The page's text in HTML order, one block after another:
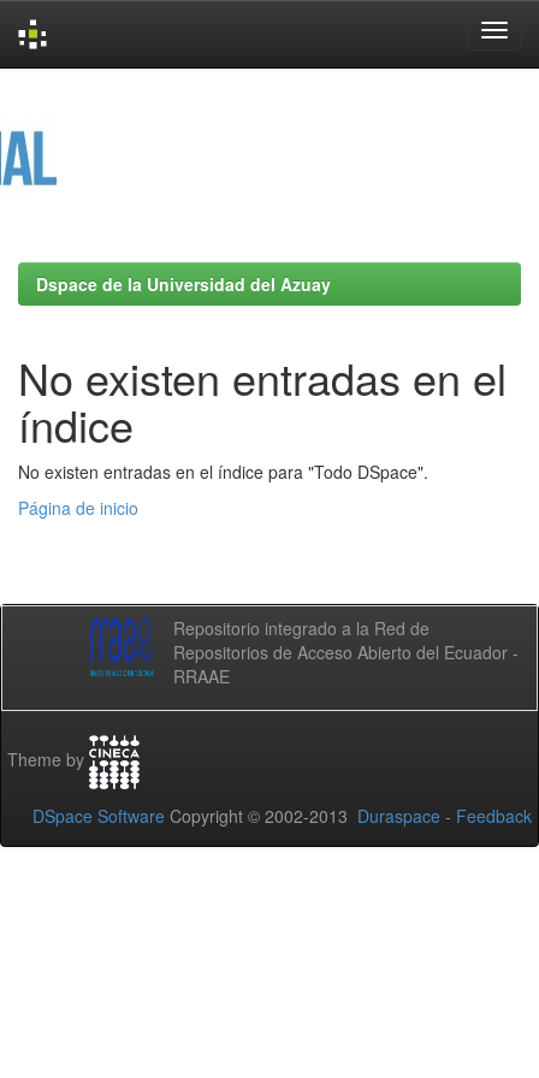
Dspace de la Universidad del Azuay
No existen entradas en el
índice
No existen entradas en el índice para "Todo DSpace".
Página de inicio
Repositorio integrado a la Red de
Repositorios de Acceso Abierto del Ecuador -
RRAAE
Theme by
DSpace Software Copyright © 2002-2013 Duraspace - Feedback